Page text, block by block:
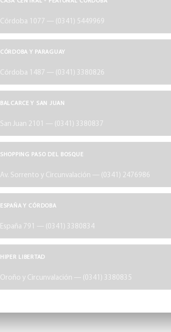
Córdoba 1077 — (0341) 5449969
CÓRDOBA Y PARAGUAY
Córdoba 1487 — (0341) 3380826
BALCARCE Y SAN JUAN
San Juan 2101 — (0341) 3380837
SHOPPING PASO DEL BOSQUE
Av. Sorrento y Circunvalación — (0341) 2476986
ESPAÑA Y CÓRDOBA
España 791 — (0341) 3380834
HIPER LIBERTAD
Oroño y Circunvalación — (0341) 3380835